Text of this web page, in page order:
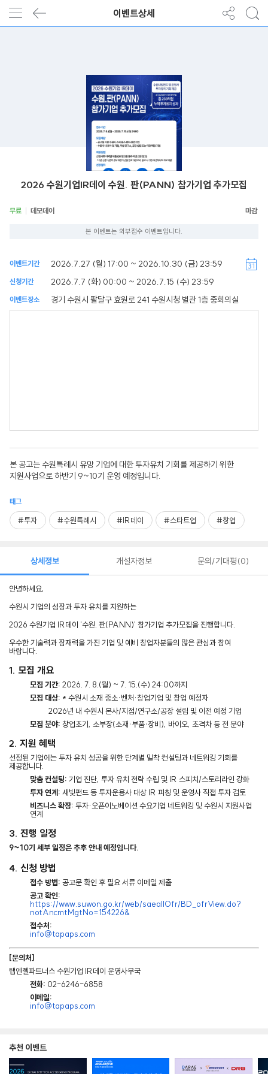
이벤트상세
2026 수원기업IR데이 수원. 판(PANN) 참가기업 추가모집
무료 데모데이
본 이벤트는 외부접수 이벤트입니다.
이벤트기간 2026.7.27 (월) 17:00 ~ 2026.10.30 (금) 23:59
신청기간 2026.7.7 (화) 00:00 ~ 2026.7.15 (수) 23:59
이벤트장소 경기 수원시 팔달구 효원로 241 수원시청 별관 1층 중회의실
본 공고는 수원특례시 유망 기업에 대한 투자유치 기회를 제공하기 위한
지원사업으로 하반기 9~10기 운영 예정입니다.
태그
#투자 #수원특례시 #IR데이 #스타트업 #창업
상세정보
안녕하세요,
수원시 기업의 성장과 투자 유치를 지원하는
2026 수원기업 IR데이 '수원. 판(PANN)' 참가기업 추가모집을 진행합니다.
우수한 기술력과 잠재력을 가진 기업 및 예비 창업자분들의 많은 관심과 참여
바랍니다.
1. 모집 개요
모집 기간: 2026. 7. 8.(월) ~ 7. 15.(수) 24:00까지
모집 대상: * 수원시 소재 중소·벤처·창업기업 및 창업 예정자
2026년 내 수원시 본사/지점/연구소/공장 설립 및 이전 예정 기업
모집 분야: 창업초기, 소부장(소재·부품·장비), 바이오, 초격차 등 전 분야
2. 지원 혜택
선정된 기업에는 투자 유치 성공을 위한 단계별 밀착 컨설팅과 네트워킹 기회를
제공합니다.
맞춤 컨설팅: 기업 진단, 투자 유치 전략 수립 및 IR 스피치/스토리라인 강화
투자 연계: 새빛펀드 등 투자운용사 대상 IR 피칭 및 운영사 직접 투자 검토
비즈니스 확장: 투자·오픈이노베이션 수요기업 네트워킹 및 수원시 지원사업
연계
3. 진행 일정
9~10기 세부 일정은 추후 안내 예정입니다.
4. 신청 방법
접수 방법: 공고문 확인 후 필요 서류 이메일 제출
공고 확인:
https://www.suwon.go.kr/web/saeallOfr/BD_ofrView.do?
notAncmtMgtNo=154226&
접수처:
info@tapaps.com
[문의처]
탭엔젤파트너스 수원기업 IR데이 운영사무국
전화: 02-6246-6858
이메일:
info@tapaps.com
개설자정보 문의/기대평 0
추천 이벤트